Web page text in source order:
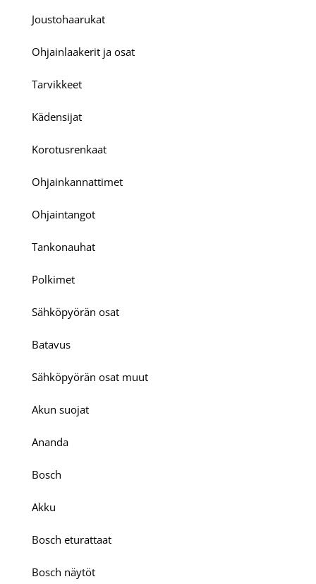
Joustohaarukat
Ohjainlaakerit ja osat
Tarvikkeet
Kädensijat
Korotusrenkaat
Ohjainkannattimet
Ohjaintangot
Tankonauhat
Polkimet
Sähköpyörän osat
Batavus
Sähköpyörän osat muut
Akun suojat
Ananda
Bosch
Akku
Bosch eturattaat
Bosch näytöt